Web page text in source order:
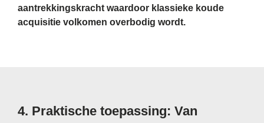
aantrekkingskracht waardoor klassieke koude
acquisitie volkomen overbodig wordt.
4. Praktische toepassing: Van